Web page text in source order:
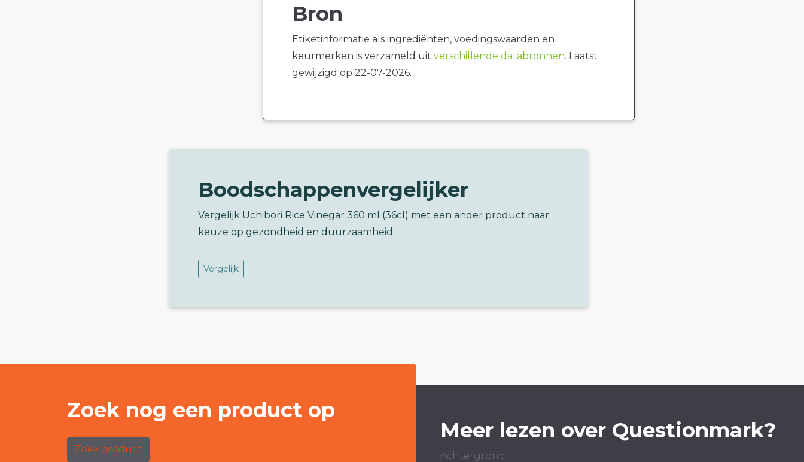
Bron
Etiketinformatie als ingrediënten, voedingswaarden en
keurmerken is verzameld uit verschillende databronnen. Laatst
gewijzigd op 22-07-2026.
Boodschappenvergelijker
Vergelijk Uchibori Rice Vinegar 360 ml (36cl) met een ander product naar
keuze op gezondheid en duurzaamheid.
Vergelijk
Zoek nog een product op
Zoek product
Meer lezen over Questionmark?
Achtergrond